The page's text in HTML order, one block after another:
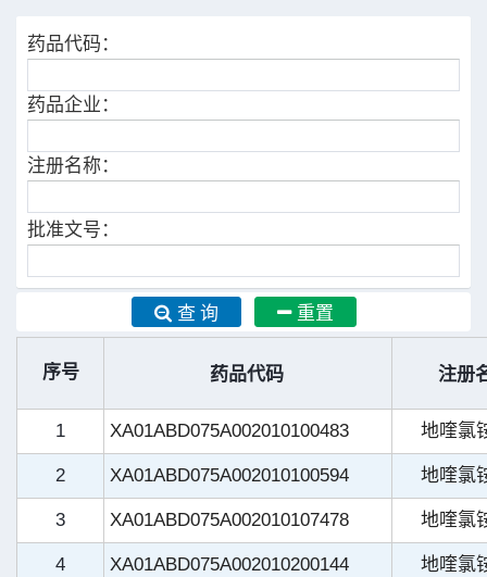
药品代码：
药品企业：
注册名称：
批准文号：
查 询 重置
序号 药品代码 注册
1 XA01ABD075A002010100483 地喹氯
2 XA01ABD075A002010100594 地喹氯
3 XA01ABD075A002010107478 地喹氯
4 XA01ABD075A002010200144 地喹氯